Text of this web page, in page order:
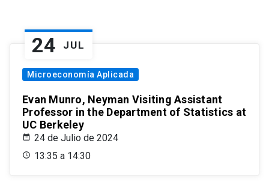
24 JUL
Microeconomía Aplicada
Evan Munro, Neyman Visiting Assistant
Professor in the Department of Statistics at
UC Berkeley
24 de Julio de 2024
13:35 a 14:30